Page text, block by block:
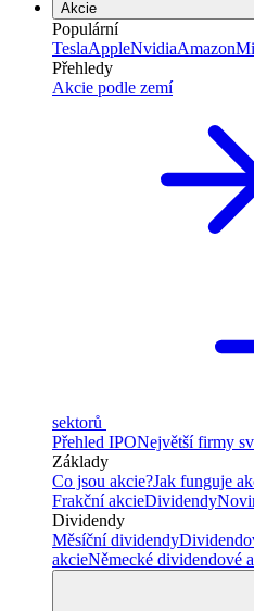
Akcie
Populární
TeslaAppleNvidiaAmazon
Přehledy
Akcie podle zemí
sektorů
Přehled IPONejvětší firmy
Základy
Co jsou akcie?Jak funguje
Frakční akcieDividendy
Dividendy
Měsíční dividendy
akcieNěmecké dividendové